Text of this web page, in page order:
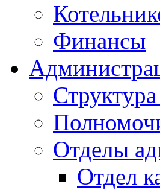
Финансы
Отделы
Отдел